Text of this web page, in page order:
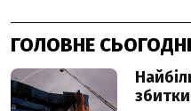
ГОЛОВНЕ СЬОГОДНІ